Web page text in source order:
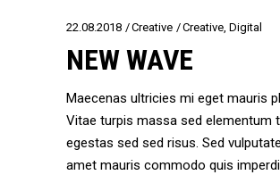
22.08.2018 Creative Creative, Digital
NEW WAVE
Maecenas ultricies mi eget mauris
Vitae turpis massa sed elementum
egestas sed sed risus. Sed
amet mauris commodo quis